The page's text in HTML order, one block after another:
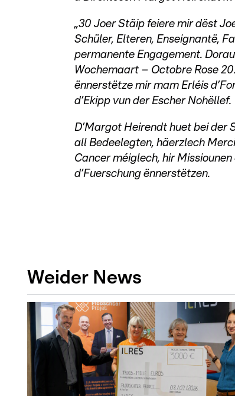
„30 Joer Stäip feiere mir dëst
Schüler, Elteren, Enseignantë,
permanente Engagement.
Wochemaart – Octobre Rose
ënnerstëtze mir mam Erléis
d’Ekipp vun der Escher Nohëllef.
D’Margot Heirendt huet bei der
all Bedeelegten, häerzlech
Cancer méiglech, hir
d’Fuerschung ënnerstëtzen.
Weider News